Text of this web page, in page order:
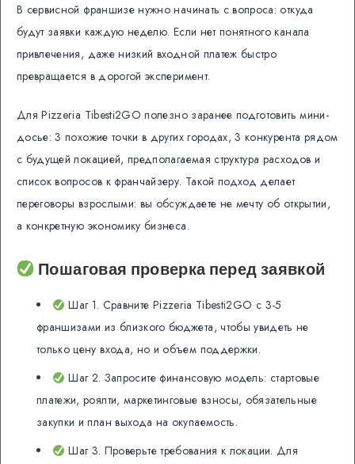
В сервисной франшизе нужно начинать с вопроса: откуда
будут заявки каждую неделю. Если нет понятного канала
привлечения, даже низкий входной платеж быстро
превращается в дорогой эксперимент.
Для Pizzeria Tibesti2GO полезно заранее подготовить мини-
досье: 3 похожие точки в других городах, 3 конкурента рядом
с будущей локацией, предполагаемая структура расходов и
список вопросов к франчайзеру. Такой подход делает
переговоры взрослыми: вы обсуждаете не мечту об открытии,
а конкретную экономику бизнеса.
Пошаговая проверка перед заявкой
Шаг 1. Сравните Pizzeria Tibesti2GO с 3-5
франшизами из близкого бюджета, чтобы увидеть не
только цену входа, но и объем поддержки.
Шаг 2. Запросите финансовую модель: стартовые
платежи, роялти, маркетинговые взносы, обязательные
закупки и план выхода на окупаемость.
Шаг 3. Проверьте требования к локации. Для